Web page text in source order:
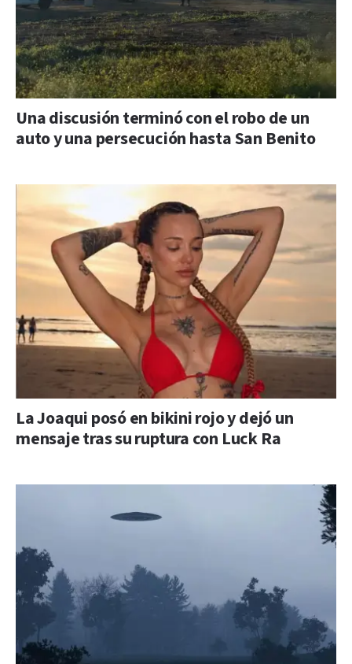
Una discusión terminó con el robo de un
auto y una persecución hasta San Benito
La Joaqui posó en bikini rojo y dejó un
mensaje tras su ruptura con Luck Ra